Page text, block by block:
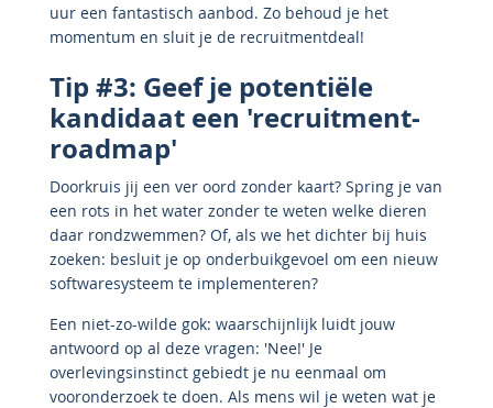
uur een fantastisch aanbod. Zo behoud je het
momentum en sluit je de recruitmentdeal!
Tip #3: Geef je potentiële
kandidaat een 'recruitment-
roadmap'
Doorkruis jij een ver oord zonder kaart? Spring je van
een rots in het water zonder te weten welke dieren
daar rondzwemmen? Of, als we het dichter bij huis
zoeken: besluit je op onderbuikgevoel om een nieuw
softwaresysteem te implementeren?
Een niet-zo-wilde gok: waarschijnlijk luidt jouw
antwoord op al deze vragen: 'Nee!' Je
overlevingsinstinct gebiedt je nu eenmaal om
vooronderzoek te doen. Als mens wil je weten wat je